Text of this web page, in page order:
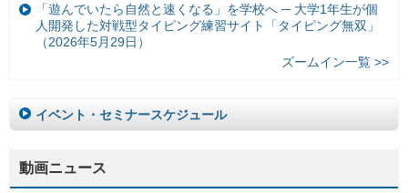
「遊んでいたら自然と速くなる」を学校へ ─ 大学1年生が個
人開発した対戦型タイピング練習サイト「タイピング無双」
（2026年5月29日）
ズームイン一覧 >>
イベント・セミナースケジュール
動画ニュース